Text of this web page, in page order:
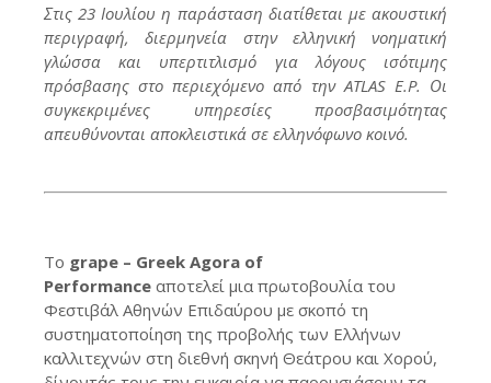
Στις 23 Ιουλίου η παράσταση διατίθεται με ακουστική
περιγραφή, διερμηνεία στην ελληνική νοηματική
γλώσσα και υπερτιτλισμό για λόγους ισότιμης
πρόσβασης στο περιεχόμενο από την ATLAS E.P. Οι
συγκεκριμένες υπηρεσίες προσβασιμότητας
απευθύνονται αποκλειστικά σε ελληνόφωνο κοινό.
Το grape – Greek Agora of
Performance αποτελεί μια πρωτοβουλία του
Φεστιβάλ Αθηνών Επιδαύρου με σκοπό τη
συστηματοποίηση της προβολής των Ελλήνων
καλλιτεχνών στη διεθνή σκηνή Θεάτρου και Χορού,